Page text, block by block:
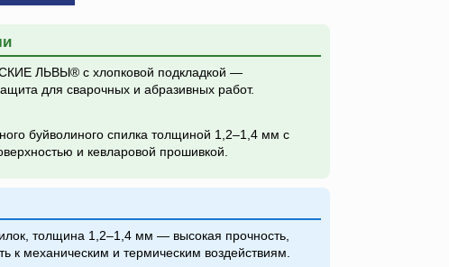
ЛЬВЫ® с хлопковой подкладкой —
для сварочных и абразивных работ.
буйволиного спилка толщиной 1,2–1,4 мм с
и кевларовой прошивкой.
толщина 1,2–1,4 мм — высокая прочность,
к механическим и термическим воздействиям.